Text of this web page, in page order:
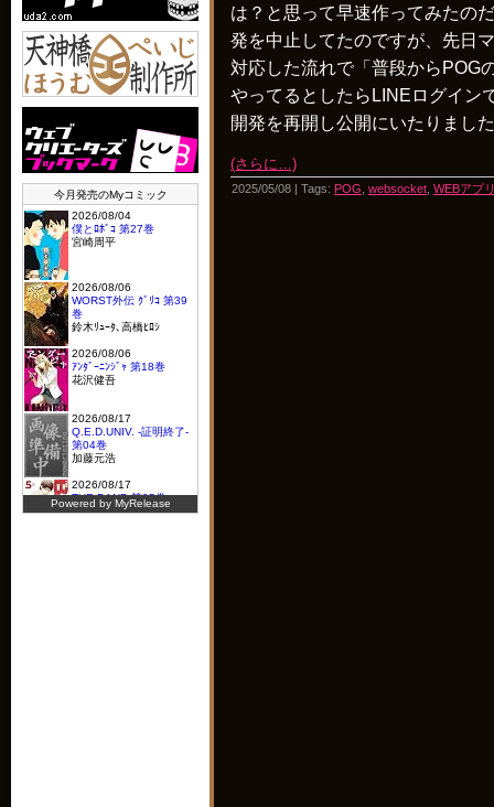
は？と思って早速作ってみたの
発を中止してたのですが、先日
対応した流れで「普段からPOG
やってるとしたらLINEログイン
開発を再開し公開にいたりまし
(さらに…)
2025/05/08 | Tags: POG, websocket, WEBアプ